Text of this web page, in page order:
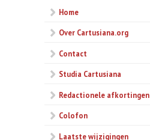
Home
Over Cartusiana.org
Contact
Studia Cartusiana
Redactionele afkortingen
Colofon
Laatste wijzigingen